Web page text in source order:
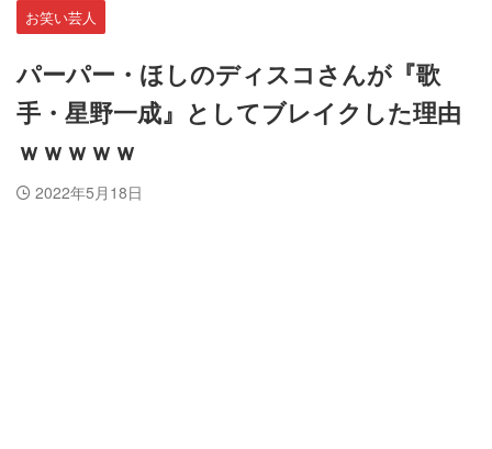
お笑い芸人
パーパー・ほしのディスコさんが『歌
手・星野一成』としてブレイクした理由
ｗｗｗｗｗ
2022年5月18日